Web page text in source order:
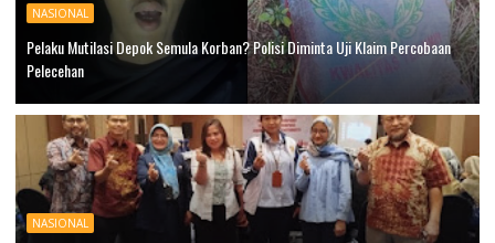
NASIONAL
Pelaku Mutilasi Depok Semula Korban? Polisi Diminta Uji Klaim Percobaan
Pelecehan
NASIONAL